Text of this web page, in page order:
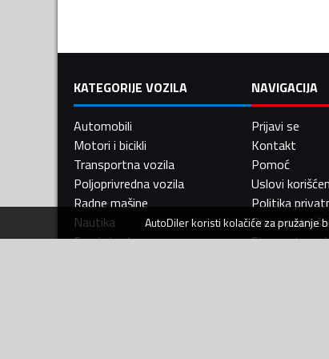
KATEGORIJE VOZILA
Automobili
Motori i bicikli
Transportna vozila
Poljoprivredna vozila
Radne mašine
Nautika
Servis i usluge
NAVIGACIJA
Prijavi se
Kontakt
Pomoć
Uslovi
Politika
Prava
Sigurna
AutoDilerkoristi kolačiće za pružanje